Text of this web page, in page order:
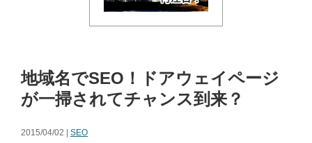
地域名でSEO！ドアウェイページ
が一掃されてチャンス到来？
2015/04/02 | SEO